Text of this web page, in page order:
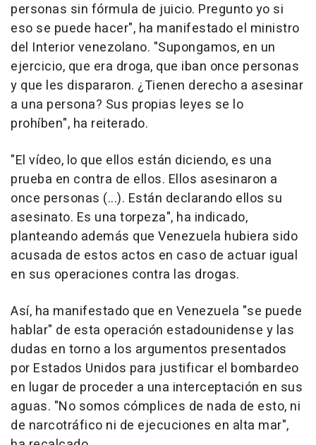
personas sin fórmula de juicio. Pregunto yo si
eso se puede hacer", ha manifestado el ministro
del Interior venezolano. "Supongamos, en un
ejercicio, que era droga, que iban once personas
y que les dispararon. ¿Tienen derecho a asesinar
a una persona? Sus propias leyes se lo
prohíben", ha reiterado.
"El vídeo, lo que ellos están diciendo, es una
prueba en contra de ellos. Ellos asesinaron a
once personas (...). Están declarando ellos su
asesinato. Es una torpeza", ha indicado,
planteando además que Venezuela hubiera sido
acusada de estos actos en caso de actuar igual
en sus operaciones contra las drogas.
Así, ha manifestado que en Venezuela "se puede
hablar" de esta operación estadounidense y las
dudas en torno a los argumentos presentados
por Estados Unidos para justificar el bombardeo
en lugar de proceder a una interceptación en sus
aguas. "No somos cómplices de nada de esto, ni
de narcotráfico ni de ejecuciones en alta mar",